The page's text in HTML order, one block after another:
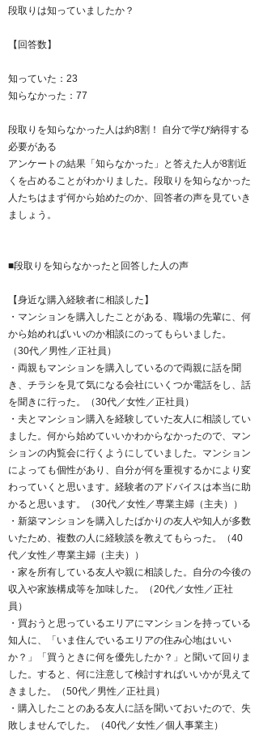
段取りは知っていましたか？
【回答数】
知っていた：23
知らなかった：77
段取りを知らなかった人は約8割！ 自分で学び納得する
必要がある
アンケートの結果「知らなかった」と答えた人が8割近
くを占めることがわかりました。段取りを知らなかった
人たちはまず何から始めたのか、回答者の声を見ていき
ましょう。
■段取りを知らなかったと回答した人の声
【身近な購入経験者に相談した】
・マンションを購入したことがある、職場の先輩に、何
から始めればいいのか相談にのってもらいました。
（30代／男性／正社員）
・両親もマンションを購入しているので両親に話を聞
き、チラシを見て気になる会社にいくつか電話をし、話
を聞きに行った。（30代／女性／正社員）
・夫とマンション購入を経験していた友人に相談してい
ました。何から始めていいかわからなかったので、マン
ションの内覧会に行くようにしていました。マンション
によっても個性があり、自分が何を重視するかにより変
わっていくと思います。経験者のアドバイスは本当に助
かると思います。（30代／女性／専業主婦（主夫））
・新築マンションを購入したばかりの友人や知人が多数
いたため、複数の人に経験談を教えてもらった。（40
代／女性／専業主婦（主夫））
・家を所有している友人や親に相談した。自分の今後の
収入や家族構成等を加味した。（20代／女性／正社
員）
・買おうと思っているエリアにマンションを持っている
知人に、「いま住んでいるエリアの住み心地はいい
か？」「買うときに何を優先したか？」と聞いて回りま
した。すると、何に注意して検討すればいいかが見えて
きました。（50代／男性／正社員）
・購入したことのある友人に話を聞いておいたので、失
敗しませんでした。（40代／女性／個人事業主）